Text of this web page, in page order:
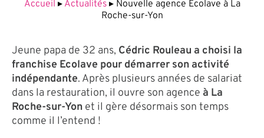
Accueil ▸ Actualités▸ Nouvelle agence Ecolave à La
Roche-sur-Yon
Jeune papa de 32 ans, Cédric Rouleau a choisi la
franchise Ecolave pour démarrer son activité
indépendante. Après plusieurs années de salariat
dans la restauration, il ouvre son agence à La
Roche-sur-Yon et il gère désormais son temps
comme il l’entend !